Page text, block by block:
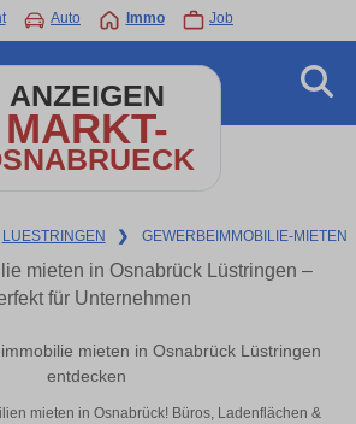
Auto Immo Job
ANZEIGEN
MARKT-
LUESTRINGEN ❯ GEWERBEIMMOBILIE-MIETEN
mieten in Osnabrück Lüstringen –
für Unternehmen
mieten in Osnabrück Lüstringen
entdecken
mieten in Osnabrück! Büros, Ladenflächen &